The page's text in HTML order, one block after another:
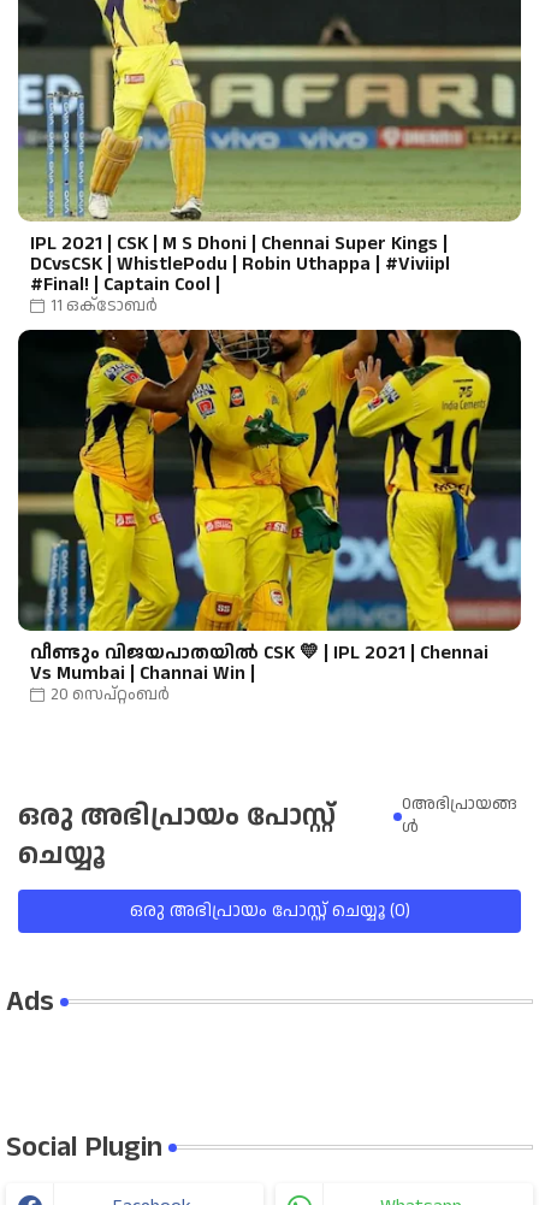
IPL 2021 | CSK | M S Dhoni | Chennai Super Kings |
DCvsCSK | WhistlePodu | Robin Uthappa | #Viviipl
#Final! | Captain Cool |
11 ഒക്‌ടോബർ
വീണ്ടും വിജയപാതയിൽ CSK 💛 | IPL 2021 | Chennai
Vs Mumbai | Channai Win |
20 സെപ്റ്റംബർ
ഒരു അഭിപ്രായം പോസ്റ്റ്
ചെയ്യൂ
0അഭിപ്രായങ്ങ
ള്‍
ഒരു അഭിപ്രായം പോസ്റ്റ് ചെയ്യൂ (0)
Ads
Social Plugin